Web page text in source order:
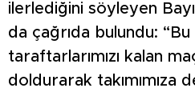
ilerlediğini söyleyen
da çağrıda bulundu:
taraftarlarımızı kalan
doldurarak takımımıza